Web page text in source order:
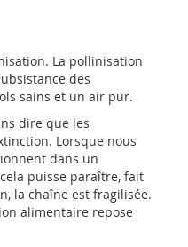
La pollinisation
des
sains et un air pur.
dire que les
Lorsque nous
dans un
puisse paraître, fait
la chaîne est fragilisée.
alimentaire repose